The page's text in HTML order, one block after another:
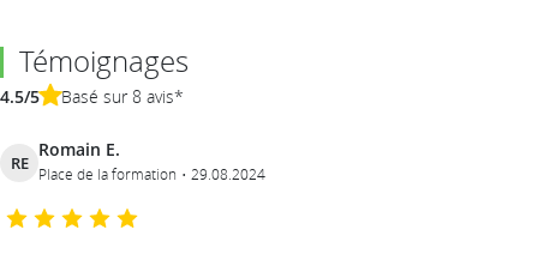
Témoignages
4.5/5 Basé sur 8 avis*
RE
Romain E.
Place de la formation 29.08.2024